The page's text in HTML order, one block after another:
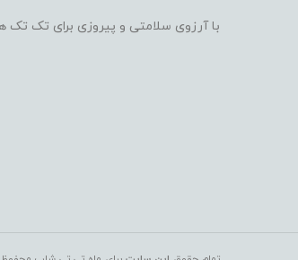
با آرزوی سلامتی و پیروزی برای تک تک